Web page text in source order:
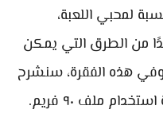
لمحبي اللعبة،
واحدًا من الطرق التي يمكن
وفي هذه الفقرة، سنشرح
ملف ٩٠ فريم.